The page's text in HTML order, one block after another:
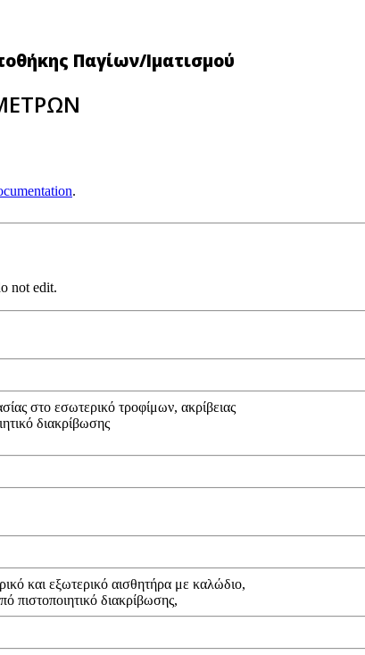
Παγίων/Ιματισμού
.
not edit.
στο εσωτερικό τροφίμων, ακρίβειας
διακρίβωσης
και εξωτερικό αισθητήρα με καλώδιο,
πιστοποιητικό διακρίβωσης,